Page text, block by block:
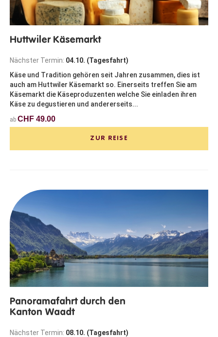
Huttwiler Käsemarkt
Nächster Termin: 04.10. (Tagesfahrt)
Käse und Tradition gehören seit Jahren zusammen, dies ist
auch am Huttwiler Käsemarkt so. Einerseits treffen Sie am
Käsemarkt die Käseproduzenten welche Sie einladen ihren
Käse zu degustieren und andererseits...
ab CHF 49.00
ZUR REISE
Panoramafahrt durch den
Kanton Waadt
Nächster Termin: 08.10. (Tagesfahrt)